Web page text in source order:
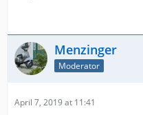
Menzinger
Moderator
April 7, 2019 at 11:41